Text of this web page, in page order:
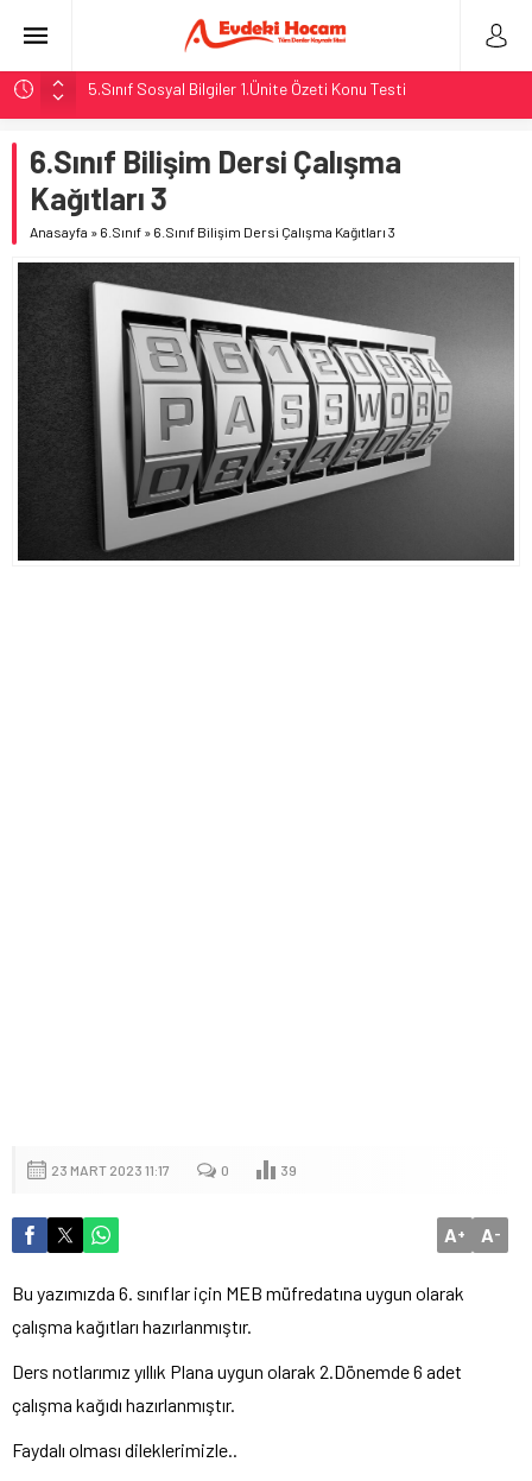
5.Sınıf Sosyal Bilgiler 1.Ünite Özeti Konu Testi
MEB 2. Dönem 2. Yazılı Örnek Soruları
5. Sınıf Sosyal Bilgiler Konuları
8.Sınıf Fen Bilimleri 5.Ünite: Basit Makineler
5.Sınıf Tüm Dersler 1. Ünite Özetleri
6.Sınıf Bilişim Dersi Çalışma
Kağıtları 3
Anasayfa » 6.Sınıf » 6.Sınıf Bilişim Dersi Çalışma Kağıtları 3
23 MART 2023 11:17 0 39
A+ A-
Bu yazımızda 6. sınıflar için MEB müfredatına uygun olarak
çalışma kağıtları hazırlanmıştır.
Ders notlarımız yıllık Plana uygun olarak 2.Dönemde 6 adet
çalışma kağıdı hazırlanmıştır.
Faydalı olması dileklerimizle..